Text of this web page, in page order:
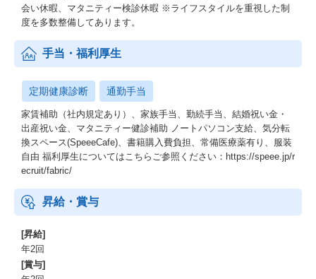
会い休暇、マタニティー検診休暇 ※ライフスタイルを重視した制
度を多数整備してあります。
手当・福利厚生
定期健康診断 通勤手当
家賃補助（社内規定あり）、家族手当、勤続手当、結婚祝い金・
出産祝い金、マタニティー健診補助 ノートパソコン支給、気分転
換スペース(SpeeeCafe)、書籍購入費負担、常備医療薬有り、服装
自由 福利厚生についてはこちらご参照ください：https://speee.jp/r
ecruit/fabric/
昇給・賞与
[昇給]
年2回
[賞与]